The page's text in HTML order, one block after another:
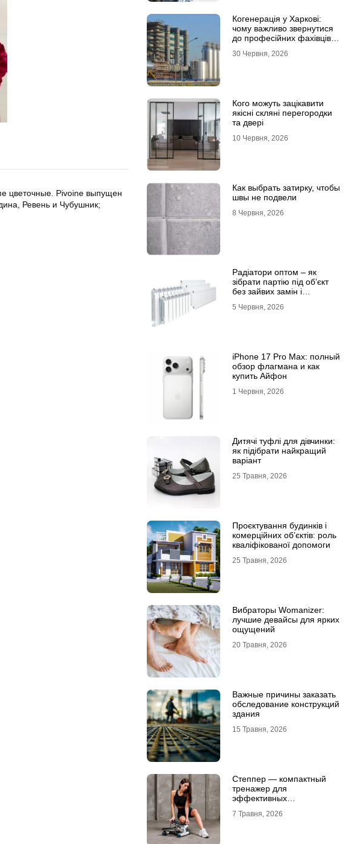
цветочные. Pivoine выпущен
Ревень и Чубушник;
Когенерація у Харкові:
чому важливо звернутися
до професійних фахівців з
30 Червня, 2026
Кого можуть зацікавити
якісні скляні перегородки
та двері
10 Червня, 2026
Как выбрать затирку, чтобы
швы не подвели
8 Червня, 2026
Радіатори оптом – як
зібрати партію під об’єкт
без зайвих замін і
5 Червня, 2026
iPhone 17 Pro Max: полный
обзор флагмана и как
купить Айфон
1 Червня, 2026
Дитячі туфлі для дівчинки:
як підібрати найкращий
варіант
25 Травня, 2026
Проєктування будинків і
комерційних об’єктів: роль
кваліфікованої допомоги
25 Травня, 2026
Вибраторы Womanizer:
лучшие девайсы для ярких
ощущений
20 Травня, 2026
Важные причины заказать
обследование конструкций
здания
15 Травня, 2026
Степпер — компактный
тренажер для
эффективных
7 Травня, 2026